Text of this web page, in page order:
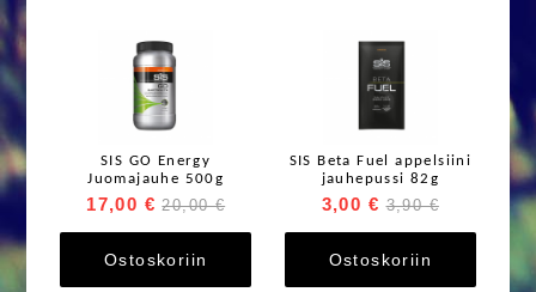
SIS GO Energy
Juomajauhe 500g
17,00 € 20,00 €
Ostoskoriin
SIS Beta Fuel appelsiini
jauhepussi 82g
3,00 € 3,90 €
Ostoskoriin